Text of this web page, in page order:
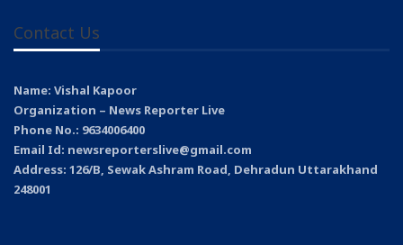
Contact Us
Name: Vishal Kapoor
Organization – News Reporter Live
Phone No.: 9634006400
Email Id: newsreporterslive@gmail.com
Address: 126/B, Sewak Ashram Road, Dehradun Uttarakhand
248001